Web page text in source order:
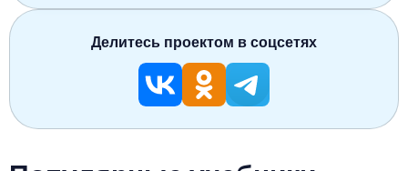
Делитесь проектом в соцсетях